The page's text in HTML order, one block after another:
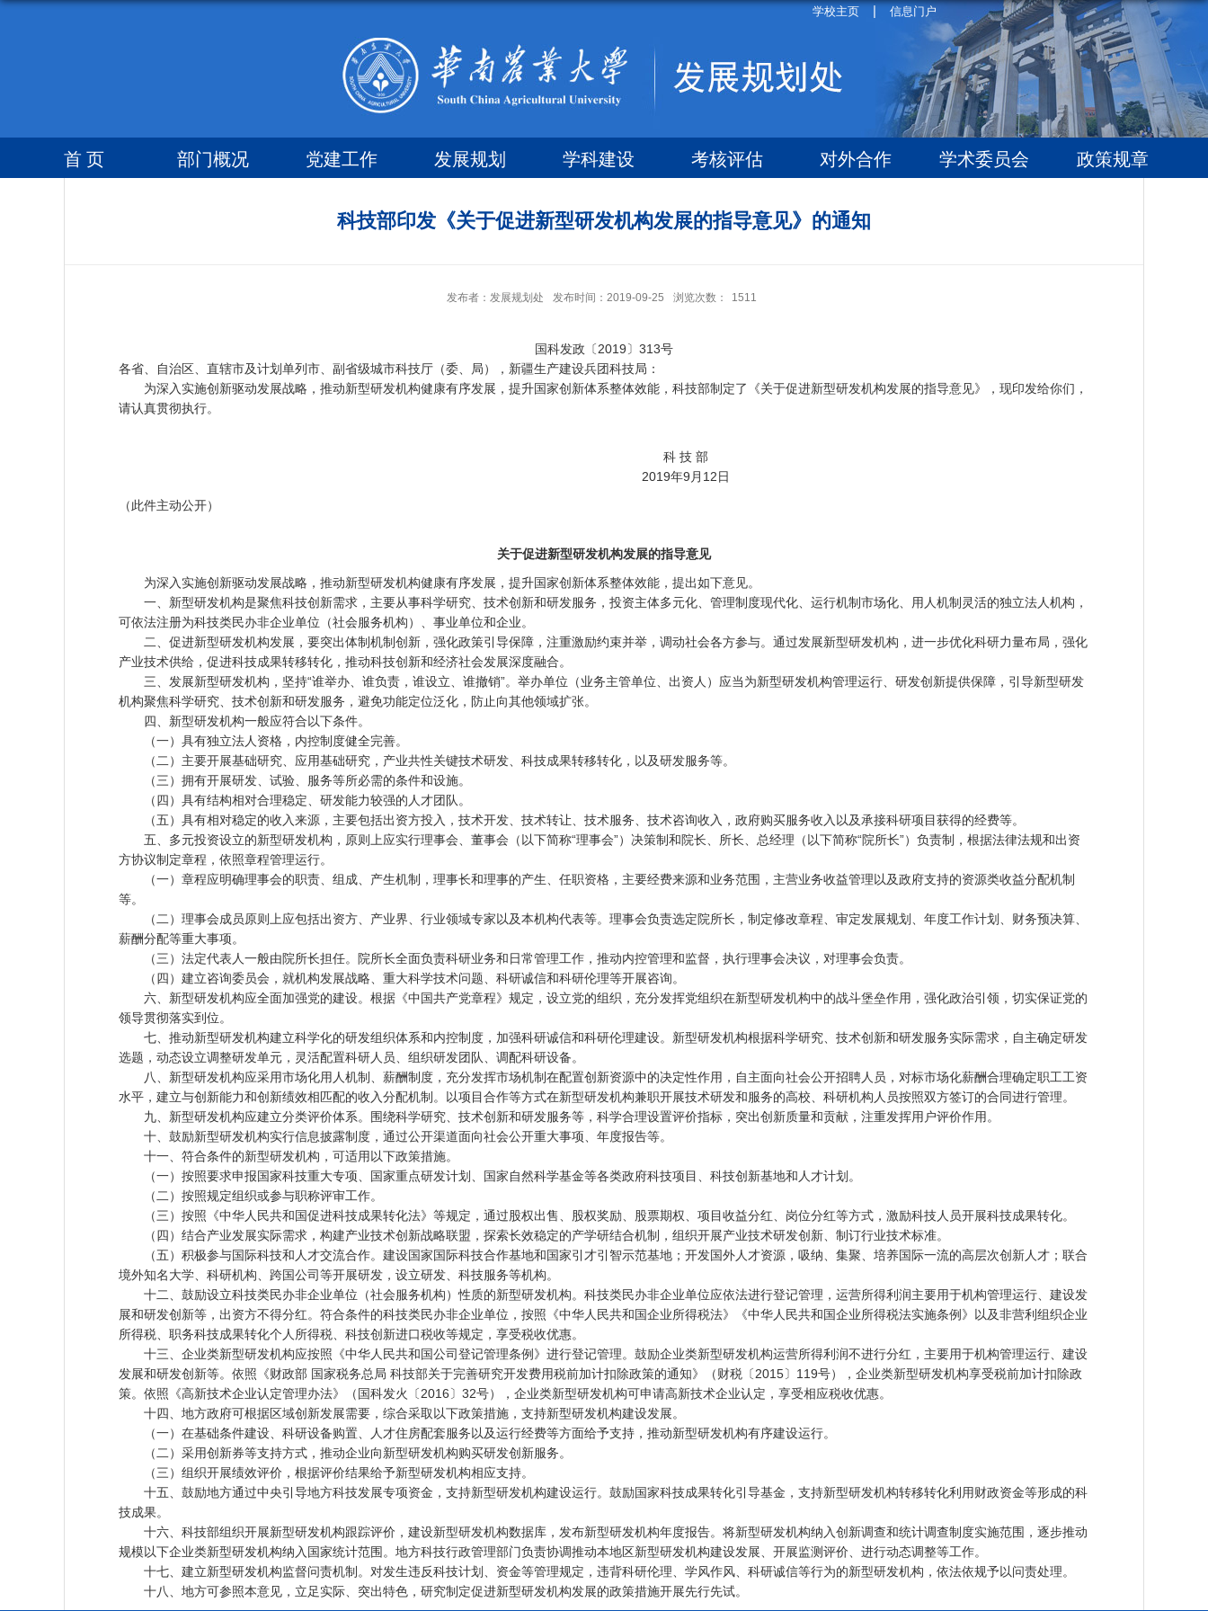
学校主页 | 信息门户
首 页 部门概况 党建工作 发展规划 学科建设 考核评估 对外合作 学术委员会 政策规章
科技部印发《关于促进新型研发机构发展的指导意见》的通知
发布者：发展规划处 发布时间：2019-09-25 浏览次数： 1511
国科发政〔2019〕313号
各省、自治区、直辖市及计划单列市、副省级城市科技厅（委、局），新疆生产建设兵团科技局：
为深入实施创新驱动发展战略，推动新型研发机构健康有序发展，提升国家创新体系整体效能，科技部制定了《关于促进新型研发机构发展的指导意见》，现印发给你们，
请认真贯彻执行。
科 技 部
2019年9月12日
（此件主动公开）
关于促进新型研发机构发展的指导意见
为深入实施创新驱动发展战略，推动新型研发机构健康有序发展，提升国家创新体系整体效能，提出如下意见。
一、新型研发机构是聚焦科技创新需求，主要从事科学研究、技术创新和研发服务，投资主体多元化、管理制度现代化、运行机制市场化、用人机制灵活的独立法人机构，
可依法注册为科技类民办非企业单位（社会服务机构）、事业单位和企业。
二、促进新型研发机构发展，要突出体制机制创新，强化政策引导保障，注重激励约束并举，调动社会各方参与。通过发展新型研发机构，进一步优化科研力量布局，强化
产业技术供给，促进科技成果转移转化，推动科技创新和经济社会发展深度融合。
三、发展新型研发机构，坚持“谁举办、谁负责，谁设立、谁撤销”。举办单位（业务主管单位、出资人）应当为新型研发机构管理运行、研发创新提供保障，引导新型研发
机构聚焦科学研究、技术创新和研发服务，避免功能定位泛化，防止向其他领域扩张。
四、新型研发机构一般应符合以下条件。
（一）具有独立法人资格，内控制度健全完善。
（二）主要开展基础研究、应用基础研究，产业共性关键技术研发、科技成果转移转化，以及研发服务等。
（三）拥有开展研发、试验、服务等所必需的条件和设施。
（四）具有结构相对合理稳定、研发能力较强的人才团队。
（五）具有相对稳定的收入来源，主要包括出资方投入，技术开发、技术转让、技术服务、技术咨询收入，政府购买服务收入以及承接科研项目获得的经费等。
五、多元投资设立的新型研发机构，原则上应实行理事会、董事会（以下简称“理事会”）决策制和院长、所长、总经理（以下简称“院所长”）负责制，根据法律法规和出资
方协议制定章程，依照章程管理运行。
（一）章程应明确理事会的职责、组成、产生机制，理事长和理事的产生、任职资格，主要经费来源和业务范围，主营业务收益管理以及政府支持的资源类收益分配机制
等。
（二）理事会成员原则上应包括出资方、产业界、行业领域专家以及本机构代表等。理事会负责选定院所长，制定修改章程、审定发展规划、年度工作计划、财务预决算、
薪酬分配等重大事项。
（三）法定代表人一般由院所长担任。院所长全面负责科研业务和日常管理工作，推动内控管理和监督，执行理事会决议，对理事会负责。
（四）建立咨询委员会，就机构发展战略、重大科学技术问题、科研诚信和科研伦理等开展咨询。
六、新型研发机构应全面加强党的建设。根据《中国共产党章程》规定，设立党的组织，充分发挥党组织在新型研发机构中的战斗堡垒作用，强化政治引领，切实保证党的
领导贯彻落实到位。
七、推动新型研发机构建立科学化的研发组织体系和内控制度，加强科研诚信和科研伦理建设。新型研发机构根据科学研究、技术创新和研发服务实际需求，自主确定研发
选题，动态设立调整研发单元，灵活配置科研人员、组织研发团队、调配科研设备。
八、新型研发机构应采用市场化用人机制、薪酬制度，充分发挥市场机制在配置创新资源中的决定性作用，自主面向社会公开招聘人员，对标市场化薪酬合理确定职工工资
水平，建立与创新能力和创新绩效相匹配的收入分配机制。以项目合作等方式在新型研发机构兼职开展技术研发和服务的高校、科研机构人员按照双方签订的合同进行管理。
九、新型研发机构应建立分类评价体系。围绕科学研究、技术创新和研发服务等，科学合理设置评价指标，突出创新质量和贡献，注重发挥用户评价作用。
十、鼓励新型研发机构实行信息披露制度，通过公开渠道面向社会公开重大事项、年度报告等。
十一、符合条件的新型研发机构，可适用以下政策措施。
（一）按照要求申报国家科技重大专项、国家重点研发计划、国家自然科学基金等各类政府科技项目、科技创新基地和人才计划。
（二）按照规定组织或参与职称评审工作。
（三）按照《中华人民共和国促进科技成果转化法》等规定，通过股权出售、股权奖励、股票期权、项目收益分红、岗位分红等方式，激励科技人员开展科技成果转化。
（四）结合产业发展实际需求，构建产业技术创新战略联盟，探索长效稳定的产学研结合机制，组织开展产业技术研发创新、制订行业技术标准。
（五）积极参与国际科技和人才交流合作。建设国家国际科技合作基地和国家引才引智示范基地；开发国外人才资源，吸纳、集聚、培养国际一流的高层次创新人才；联合
境外知名大学、科研机构、跨国公司等开展研发，设立研发、科技服务等机构。
十二、鼓励设立科技类民办非企业单位（社会服务机构）性质的新型研发机构。科技类民办非企业单位应依法进行登记管理，运营所得利润主要用于机构管理运行、建设发
展和研发创新等，出资方不得分红。符合条件的科技类民办非企业单位，按照《中华人民共和国企业所得税法》《中华人民共和国企业所得税法实施条例》以及非营利组织企业
所得税、职务科技成果转化个人所得税、科技创新进口税收等规定，享受税收优惠。
十三、企业类新型研发机构应按照《中华人民共和国公司登记管理条例》进行登记管理。鼓励企业类新型研发机构运营所得利润不进行分红，主要用于机构管理运行、建设
发展和研发创新等。依照《财政部 国家税务总局 科技部关于完善研究开发费用税前加计扣除政策的通知》（财税〔2015〕119号），企业类新型研发机构享受税前加计扣除政
策。依照《高新技术企业认定管理办法》（国科发火〔2016〕32号），企业类新型研发机构可申请高新技术企业认定，享受相应税收优惠。
十四、地方政府可根据区域创新发展需要，综合采取以下政策措施，支持新型研发机构建设发展。
（一）在基础条件建设、科研设备购置、人才住房配套服务以及运行经费等方面给予支持，推动新型研发机构有序建设运行。
（二）采用创新券等支持方式，推动企业向新型研发机构购买研发创新服务。
（三）组织开展绩效评价，根据评价结果给予新型研发机构相应支持。
十五、鼓励地方通过中央引导地方科技发展专项资金，支持新型研发机构建设运行。鼓励国家科技成果转化引导基金，支持新型研发机构转移转化利用财政资金等形成的科
技成果。
十六、科技部组织开展新型研发机构跟踪评价，建设新型研发机构数据库，发布新型研发机构年度报告。将新型研发机构纳入创新调查和统计调查制度实施范围，逐步推动
规模以下企业类新型研发机构纳入国家统计范围。地方科技行政管理部门负责协调推动本地区新型研发机构建设发展、开展监测评价、进行动态调整等工作。
十七、建立新型研发机构监督问责机制。对发生违反科技计划、资金等管理规定，违背科研伦理、学风作风、科研诚信等行为的新型研发机构，依法依规予以问责处理。
十八、地方可参照本意见，立足实际、突出特色，研究制定促进新型研发机构发展的政策措施开展先行先试。